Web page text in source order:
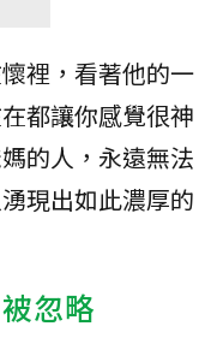
裡，看著他的一
都讓你感覺很神
的人，永遠無法
現出如此濃厚的
忽略